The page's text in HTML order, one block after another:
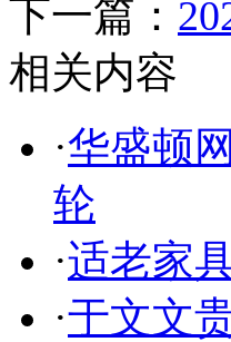
下一篇：
相关内容
·华盛顿
轮
·适老家
·于文文